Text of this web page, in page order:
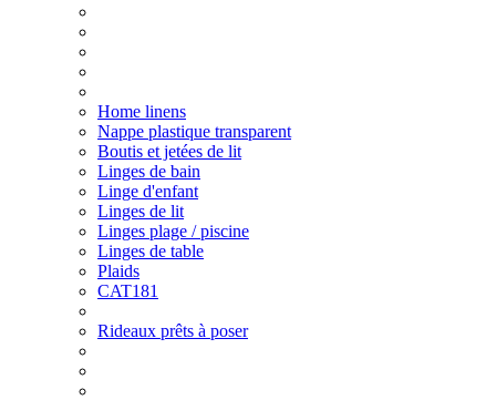
Home linens
Nappe plastique transparent
Boutis et jetées de lit
Linges de bain
Linge d'enfant
Linges de lit
Linges plage / piscine
Linges de table
Plaids
CAT181
Rideaux prêts à poser